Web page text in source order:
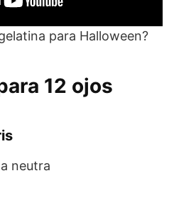
para Halloween?
12 ojos
neutra